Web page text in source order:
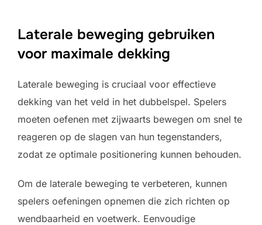
Laterale beweging gebruiken
voor maximale dekking
Laterale beweging is cruciaal voor effectieve
dekking van het veld in het dubbelspel. Spelers
moeten oefenen met zijwaarts bewegen om snel te
reageren op de slagen van hun tegenstanders,
zodat ze optimale positionering kunnen behouden.
Om de laterale beweging te verbeteren, kunnen
spelers oefeningen opnemen die zich richten op
wendbaarheid en voetwerk. Eenvoudige